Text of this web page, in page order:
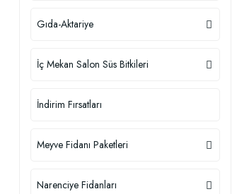
Gıda-Aktariye
İç Mekan Salon Süs Bitkileri
İndirim Fırsatları
Meyve Fidanı Paketleri
Narenciye Fidanları